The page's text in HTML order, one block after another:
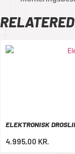
ELEKTRONISK
4.995,00 KR.